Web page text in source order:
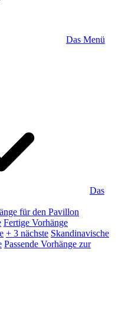
Das Menü
Das
für den Pavillon
Fertige Vorhänge
+ 3 nächste Skandinavische
Passende Vorhänge zur